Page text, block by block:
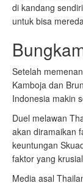
di kandang
untuk bisa
Setelah
Kamboja dan
Indonesia makin
Duel melawan
akan diramaikan
keuntungan
faktor yang
Media asal